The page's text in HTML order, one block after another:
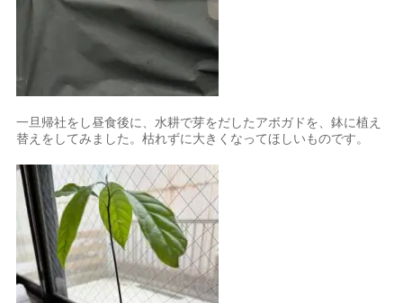
一旦帰社をし昼食後に、水耕で芽をだしたアボガドを、鉢に植え
替えをしてみました。枯れずに大きくなってほしいものです。